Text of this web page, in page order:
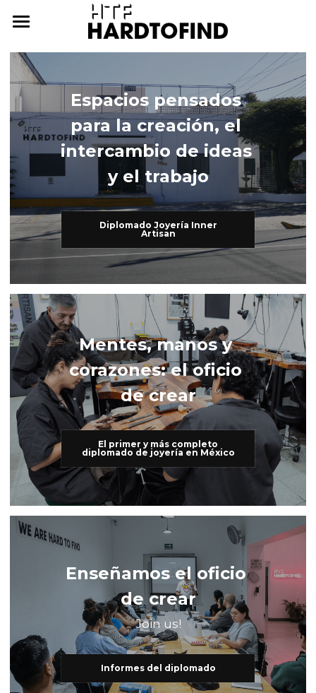
THE WHAT
The What
Inner Artisan
International Workshops
Further Studies
Try Hard
THE WHO
The Who
At Home
Family
Dear Friends
THE WHY
THE HOW
ONLINE CAMPUS
THE ARCHIVE
cursos@htf.org.mx
Espacios pensados
para la creación, el
intercambio de ideas
y el trabajo
Diplomado Joyería Inner
Artisan
Mentes, manos y
corazones: el oficio
de crear
El primer y más completo
diplomado de joyería en México
Enseñamos el oficio
de crear
Join us!
Informes del diplomado